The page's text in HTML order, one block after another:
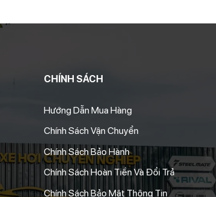
CHÍNH SÁCH
Hướng Dẫn Mua Hàng
Chính Sách Vận Chuyển
Chính Sách Bảo Hành
Chính Sách Hoàn Tiền Và Đổi Trả
Chính Sách Bảo Mật Thông Tin